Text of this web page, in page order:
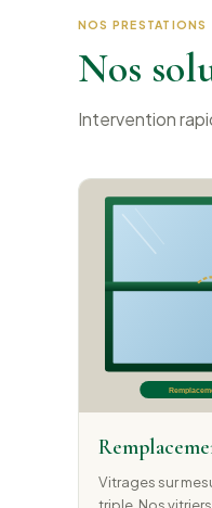
NOS PRESTATIONS
Nos
Intervention
Vitrages sur